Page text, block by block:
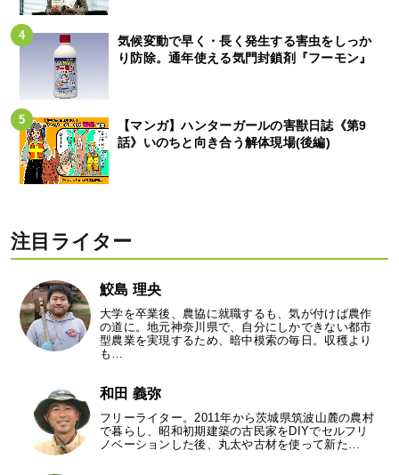
気候変動で早く・長く発生する害虫をしっか
り防除。通年使える気門封鎖剤『フーモン』
【マンガ】ハンターガールの害獣日誌《第9
話》いのちと向き合う解体現場(後編)
注目ライター
鮫島 理央
大学を卒業後、農協に就職するも、気が付けば農作
の道に。地元神奈川県で、自分にしかできない都市
型農業を実現するため、暗中模索の毎日。収穫より
も…
和田 義弥
フリーライター。2011年から茨城県筑波山麓の農村
で暮らし、昭和初期建築の古民家をDIYでセルフリ
ノベーションした後、丸太や古材を使って新た…